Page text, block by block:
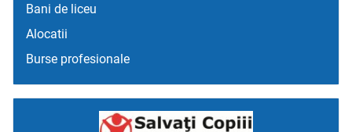
Bani de liceu
Alocatii
Burse profesionale